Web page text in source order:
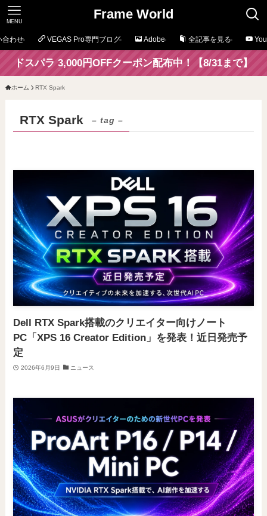
Frame World
MENU
わせ VEGAS Pro専門ブログ Adobe 全記事を見る
ドスパラ 3,000円OFFクーポン配布中！【8/31まで】
ホーム RTX Spark
RTX Spark – tag –
Dell RTX Spark搭載のクリエイター向けノート
PC「XPS 16 Creator Edition」を発表！近日発売予
定
2026年6月9日 ニュース